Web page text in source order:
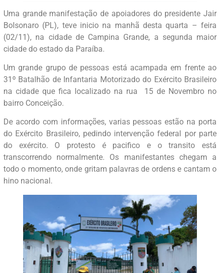
Uma grande manifestação de apoiadores do presidente Jair
Bolsonaro (PL), teve inicio na manhã desta quarta – feira
(02/11), na cidade de Campina Grande, a segunda maior
cidade do estado da Paraíba.
Um grande grupo de pessoas está acampada em frente ao
31º Batalhão de Infantaria Motorizado do Exército Brasileiro
na cidade que fica localizado na rua 15 de Novembro no
bairro Conceição.
De acordo com informações, varias pessoas estão na porta
do Exército Brasileiro, pedindo intervenção federal por parte
do exército. O protesto é pacifico e o transito está
transcorrendo normalmente. Os manifestantes chegam a
todo o momento, onde gritam palavras de ordens e cantam o
hino nacional.